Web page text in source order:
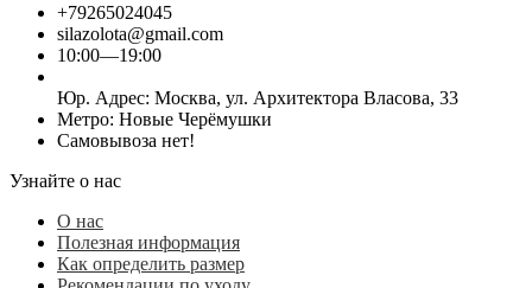
+79265024045
silazolota@gmail.com
10:00—19:00
Юр. Адреc: Москва, ул. Архитектора Власова, 33
Метро: Новые Черёмушки
Самовывоза нет!
Узнайте о нас
О нас
Полезная информация
Как определить размер